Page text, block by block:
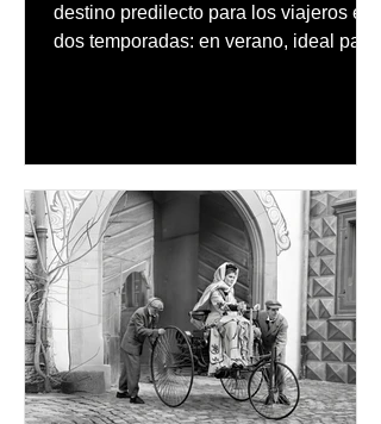
destino predilecto para los viajeros en
dos temporadas: en verano, ideal para
nevados en las montañas